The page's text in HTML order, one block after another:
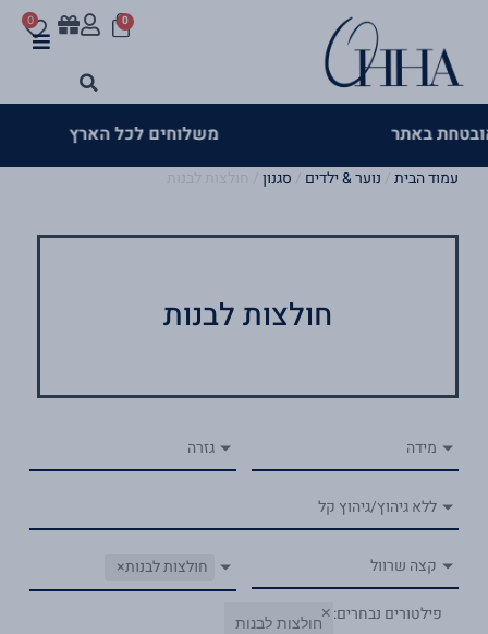
0
עגלת
קניות
0
משלוחים לכל הארץ >
עמוד הבית/ נוער & ילדים סגנון/ חולצות לבנות
חולצות לבנות
מידה גזרה
ללא גיהוץ/גיהוץ קל
קצה שרוול חולצות לבנות×
פילטורים נבחרים: חולצות לבנות
×